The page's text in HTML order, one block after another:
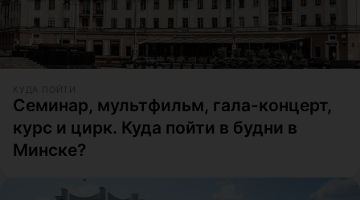
Семинар, мультфильм, гала-концерт,
курс и цирк. Куда пойти в будни в
Минске?